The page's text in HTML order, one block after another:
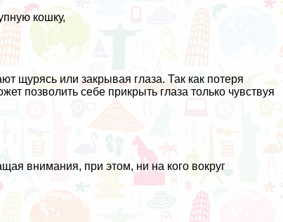
кошку,
щурясь или закрывая глаза. Так как потеря
позволить себе прикрыть глаза только чувствуя
внимания, при этом, ни на кого вокруг